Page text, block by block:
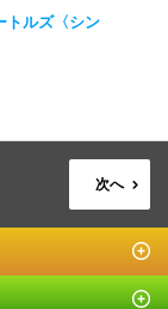
トルズ〈シン
次へ